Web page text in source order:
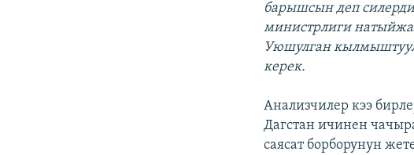
барышсын деп
министрлиги
Уюшулган
керек.
Анализчилер кээ
Дагстан ичинен
саясат борборунун